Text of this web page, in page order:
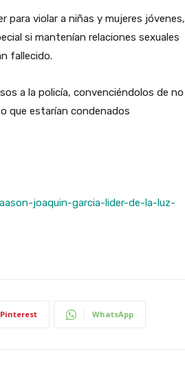
para violar a niñas y mujeres jóvenes,
si mantenían relaciones sexuales
fallecido.
a la policía, convenciéndolos de no
que estarían condenados
joaquin-garcia-lider-de-la-luz-
Pinterest WhatsApp